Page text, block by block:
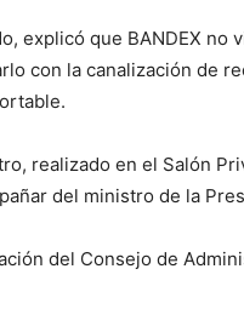
explicó que BANDEX
con la canalización de
realizado en el Salón
del ministro de la
del Consejo de